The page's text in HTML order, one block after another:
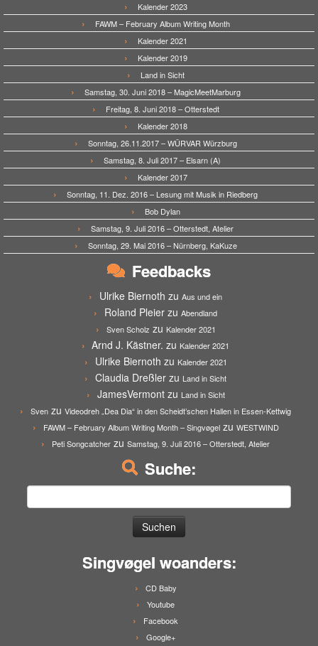
Kalender 2023
FAWM – February Album Writing Month
Kalender 2021
Kalender 2019
Land in Sicht
Samstag, 30. Juni 2018 – MagicMeetMarburg
Freitag, 8. Juni 2018 – Otterstedt
Kalender 2018
Sonntag, 26.11.2017 – WÜRVAR Würzburg
Samstag, 8. Juli 2017 – Elsarn (A)
Kalender 2017
Sonntag, 11. Dez. 2016 – Lesung mit Musik in Riedberg
Bob Dylan
Samstag, 9. Juli 2016 – Otterstedt, Atelier
Sonntag, 29. Mai 2016 – Nürnberg, KaKuze
Feedbacks
Ulrike Biernoth zu Aus und ein
Roland Pleier zu Abendland
Sven Scholz zu Kalender 2021
Arnd J. Kästner. zu Kalender 2021
Ulrike Biernoth zu Kalender 2021
Claudia Dreßler zu Land in Sicht
JamesVermontzu Land in Sicht
Sven zu Videodreh „Dea Dia“ in den Scheidt’schen Hallen in Essen-Kettwig
FAWM – February Album Writing Month – Singvøgelzu WESTWIND
Peti Songcatcher zu Samstag, 9. Juli 2016 – Otterstedt, Atelier
Suche:
Singvøgel woanders:
CD Baby
Youtube
Facebook
Google+